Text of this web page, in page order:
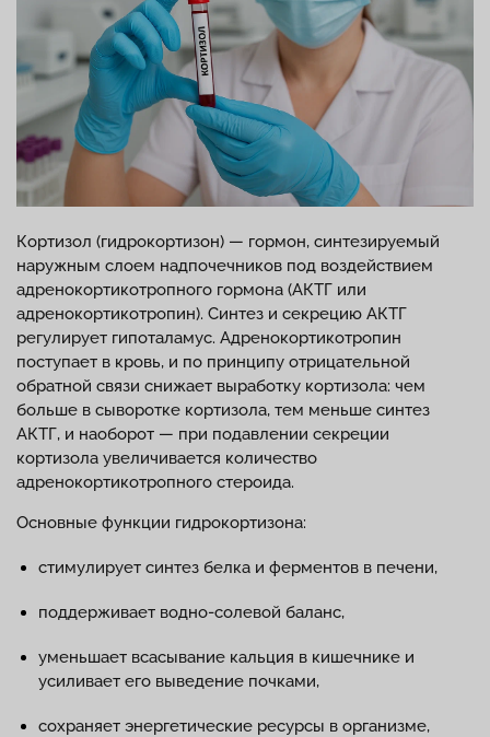
Кортизол (гидрокортизон) — гормон, синтезируемый
наружным слоем надпочечников под воздействием
адренокортикотропного гормона (АКТГ или
адренокортикотропин). Синтез и секрецию АКТГ
регулирует гипоталамус. Адренокортикотропин
поступает в кровь, и по принципу отрицательной
обратной связи снижает выработку кортизола: чем
больше в сыворотке кортизола, тем меньше синтез
АКТГ, и наоборот — при подавлении секреции
кортизола увеличивается количество
адренокортикотропного стероида.
Основные функции гидрокортизона:
стимулирует синтез белка и ферментов в печени,
поддерживает водно-солевой баланс,
уменьшает всасывание кальция в кишечнике и
усиливает его выведение почками,
сохраняет энергетические ресурсы в организме,